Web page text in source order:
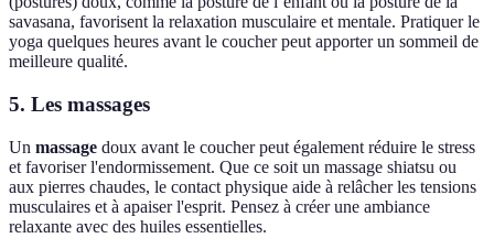
savasana, favorisent la relaxation musculaire et mentale. Pratiquer le
yoga quelques heures avant le coucher peut apporter un sommeil de
meilleure qualité.
5. Les massages
Un massage doux avant le coucher peut également réduire le stress
et favoriser l'endormissement. Que ce soit un massage shiatsu ou
aux pierres chaudes, le contact physique aide à relâcher les tensions
musculaires et à apaiser l'esprit. Pensez à créer une ambiance
relaxante avec des huiles essentielles.